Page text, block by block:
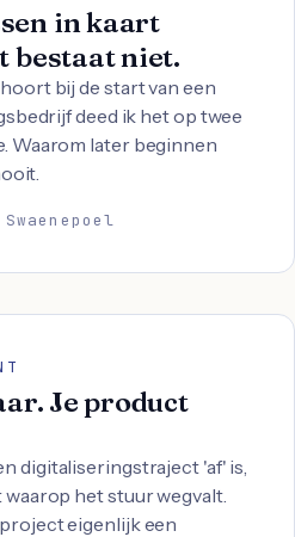
in kaart
bestaat niet.
bij de start van een
deed ik het op twee
Waarom later beginnen
Je product
digitaliseringstraject 'af' is,
het stuur wegvalt.
eigenlijk een